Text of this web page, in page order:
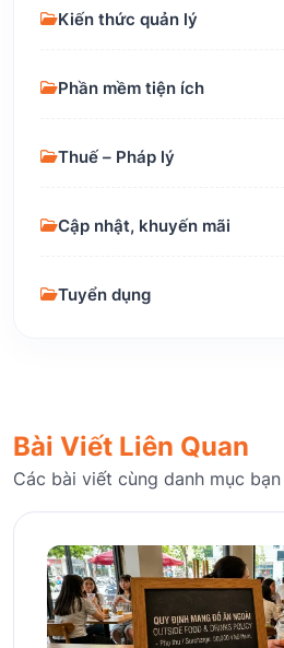
Kiến thức quản lý
Phần mềm tiện ích
Thuế – Pháp lý
Cập nhật, khuyến mãi
Tuyển dụng
Bài Viết Liên Quan
Các bài viết cùng danh mục